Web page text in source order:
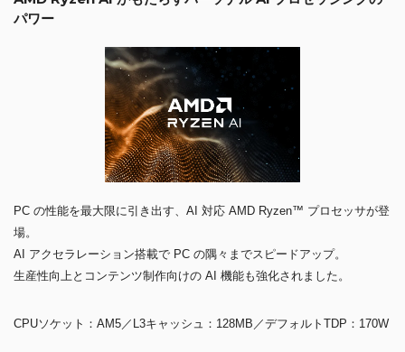
パワー
PC の性能を最大限に引き出す、AI 対応 AMD Ryzen™ プロセッサが登
場。
AI アクセラレーション搭載で PC の隅々までスピードアップ。
生産性向上とコンテンツ制作向けの AI 機能も強化されました。
CPUソケット：AM5／L3キャッシュ：128MB／デフォルトTDP：170W